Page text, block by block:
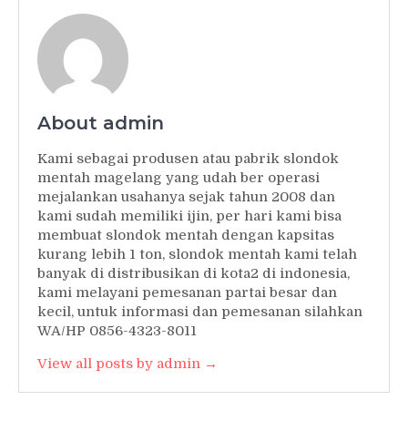
About admin
Kami sebagai produsen atau pabrik slondok
mentah magelang yang udah ber operasi
mejalankan usahanya sejak tahun 2008 dan
kami sudah memiliki ijin, per hari kami bisa
membuat slondok mentah dengan kapsitas
kurang lebih 1 ton, slondok mentah kami telah
banyak di distribusikan di kota2 di indonesia,
kami melayani pemesanan partai besar dan
kecil, untuk informasi dan pemesanan silahkan
WA/HP 0856-4323-8011
View all posts by admin →